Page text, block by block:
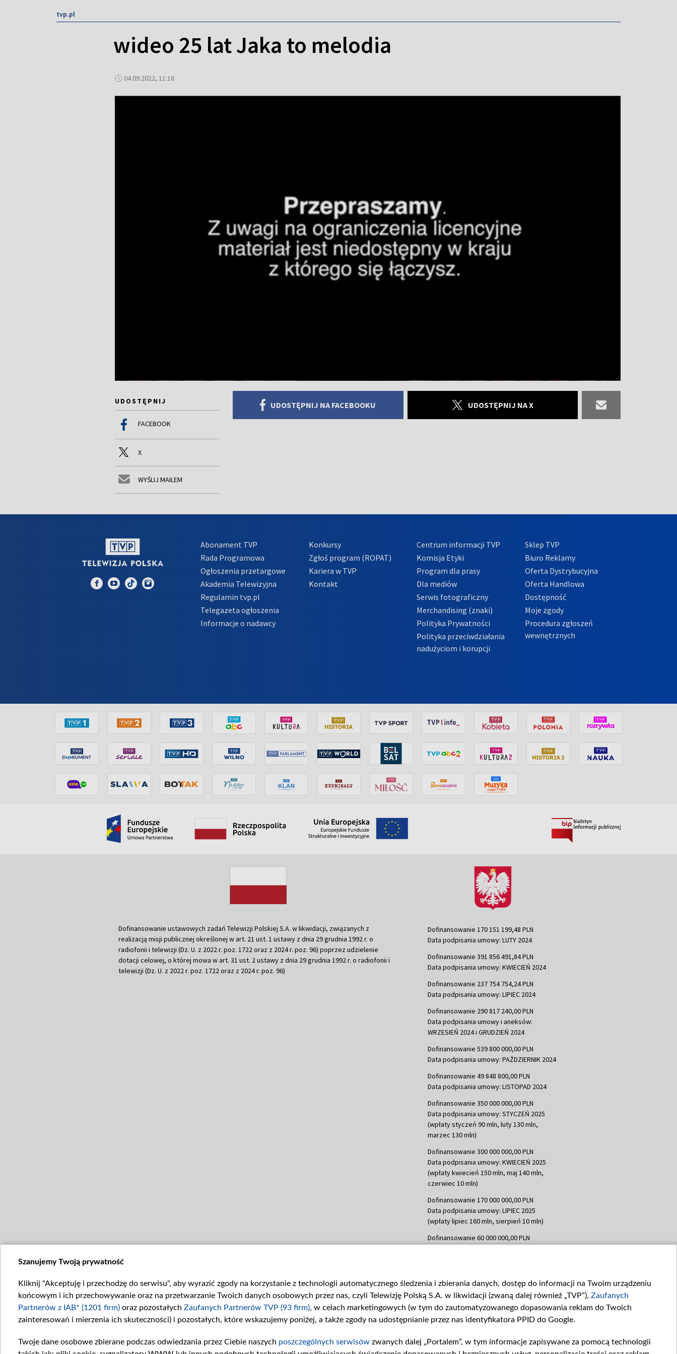
tvp.pl
wideo 25 lat Jaka to melodia
04.09.2022, 11:16
UDOSTĘPNIJ
FACEBOOK
X
WYŚLIJ MAILEM
UDOSTĘPNIJ NA FACEBOOKU UDOSTĘPNIJ NA X
Abonament TVP
Rada Programowa
Ogłoszenia przetargowe
Akademia Telewizyjna
Regulamin tvp.pl
Telegazeta ogłoszenia
Informacje o nadawcy
Konkursy
Zgłoś program (ROPAT)
Kariera w TVP
Kontakt
Centrum informacji TVP
Komisja Etyki
Program dla prasy
Dla mediów
Serwis fotograficzny
Merchandising (znaki)
Polityka Prywatności
Polityka przeciwdziałania
nadużyciom i korupcji
Sklep TVP
Biuro Reklamy
Oferta Dystrybucyjna
Oferta Handlowa
Dostępność
Moje zgody
Procedura zgłoszeń
wewnętrznych
Dofinansowanie ustawowych zadań Telewizji Polskiej S.A. w likwidacji, związanych z
realizacją misji publicznej określonej w art. 21 ust. 1 ustawy z dnia 29 grudnia 1992 r. o
radiofonii i telewizji (Dz. U. z 2022 r. poz. 1722 oraz z 2024 r. poz. 96) poprzez udzielenie
dotacji celowej, o której mowa w art. 31 ust. 2 ustawy z dnia 29 grudnia 1992 r. o radiofonii i
telewizji (Dz. U. z 2022 r. poz. 1722 oraz z 2024 r. poz. 96)
Dofinansowanie 170 151 199,48 PLN
Data podpisania umowy: LUTY 2024
Dofinansowanie 391 856 491,84 PLN
Data podpisania umowy: KWIECIEŃ 2024
Dofinansowanie 237 754 754,24 PLN
Data podpisania umowy: LIPIEC 2024
Dofinansowanie 290 817 240,00 PLN
Data podpisania umowy i aneksów:
WRZESIEŃ 2024 i GRUDZIEŃ 2024
Dofinansowanie 539 800 000,00 PLN
Data podpisania umowy: PAŹDZIERNIK 2024
Dofinansowanie 49 848 800,00 PLN
Data podpisania umowy: LISTOPAD 2024
Dofinansowanie 350 000 000,00 PLN
Data podpisania umowy: STYCZEŃ 2025
(wpłaty styczeń 90 mln, luty 130 mln,
marzec 130 mln)
Dofinansowanie 300 000 000,00 PLN
Data podpisania umowy: KWIECIEŃ 2025
(wpłaty kwiecień 150 mln, maj 140 mln,
czerwiec 10 mln)
Dofinansowanie 170 000 000,00 PLN
Data podpisania umowy: LIPIEC 2025
(wpłaty lipiec 160 mln, sierpień 10 mln)
Dofinansowanie 60 000 000,00 PLN
Data podpisania umowy: WRZESIEŃ 2025
(wpłata wrzesień 100 mln, październik 350
mln, listopad 265 mln)
Dofinansowanie 48 862 000,00 PLN
(wpłata grudzień 60,548 mln)
Szanujemy Twoją prywatność
Kliknij "Akceptuję i przechodzę do serwisu", aby wyrazić zgody na korzystanie z technologii automatycznego śledzenia i zbierania danych, dostęp do informacji na Twoim urządzeniu
końcowym i ich przechowywanie oraz na przetwarzanie Twoich danych osobowych przez nas, czyli Telewizję Polską S.A. w likwidacji (zwaną dalej również „TVP”), Zaufanych
Partnerów z IAB* (1201 firm) oraz pozostałych Zaufanych Partnerów TVP (93 firm), w celach marketingowych (w tym do zautomatyzowanego dopasowania reklam do Twoich
zainteresowań i mierzenia ich skuteczności) i pozostałych, które wskazujemy poniżej, a także zgody na udostępnianie przez nas identyfikatora PPID do Google.
Twoje dane osobowe zbierane podczas odwiedzania przez Ciebie naszych poszczególnych serwisów zwanych dalej „Portalem”, w tym informacje zapisywane za pomocą technologii